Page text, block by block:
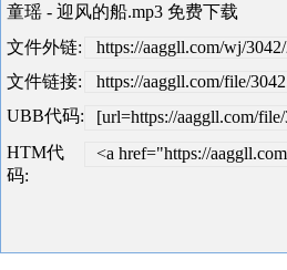
童瑶 - 迎风的船.mp3 免费下载
文件外链:
https://aaggll.com/wj/
文件链接:
https://aaggll.com/file/
UBB代码:
[url=https://aaggll.com/
HTM代
码:
<a href="https://